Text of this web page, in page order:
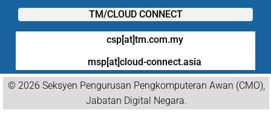
TM/CLOUD CONNECT
csp[at]tm.com.my
msp[at]cloud-connect.asia
© 2026 Seksyen Pengurusan Pengkomputeran Awan (CMO),
Jabatan Digital Negara.